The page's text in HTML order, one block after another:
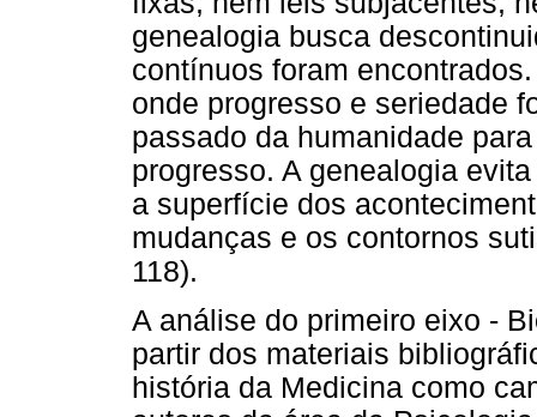
genealogia busca
contínuos foram
onde progresso e seriedade
passado da humanidade
progresso. A genealogia
a superfície dos
mudanças e os contornos
118).
A análise do primeiro eixo -
partir dos materiais
história da Medicina como